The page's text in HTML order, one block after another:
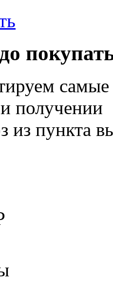
получении
из пункта